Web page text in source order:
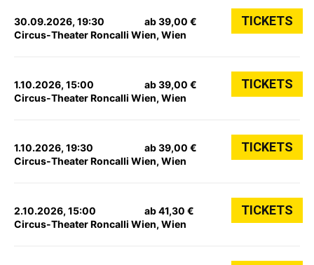
30.09.2026, 19:30
Circus-Theater Roncalli Wien, Wien
ab 39,00 € TICKETS
1.10.2026, 15:00
Circus-Theater Roncalli Wien, Wien
ab 39,00 € TICKETS
1.10.2026, 19:30
Circus-Theater Roncalli Wien, Wien
ab 39,00 € TICKETS
2.10.2026, 15:00
Circus-Theater Roncalli Wien, Wien
ab 41,30 € TICKETS